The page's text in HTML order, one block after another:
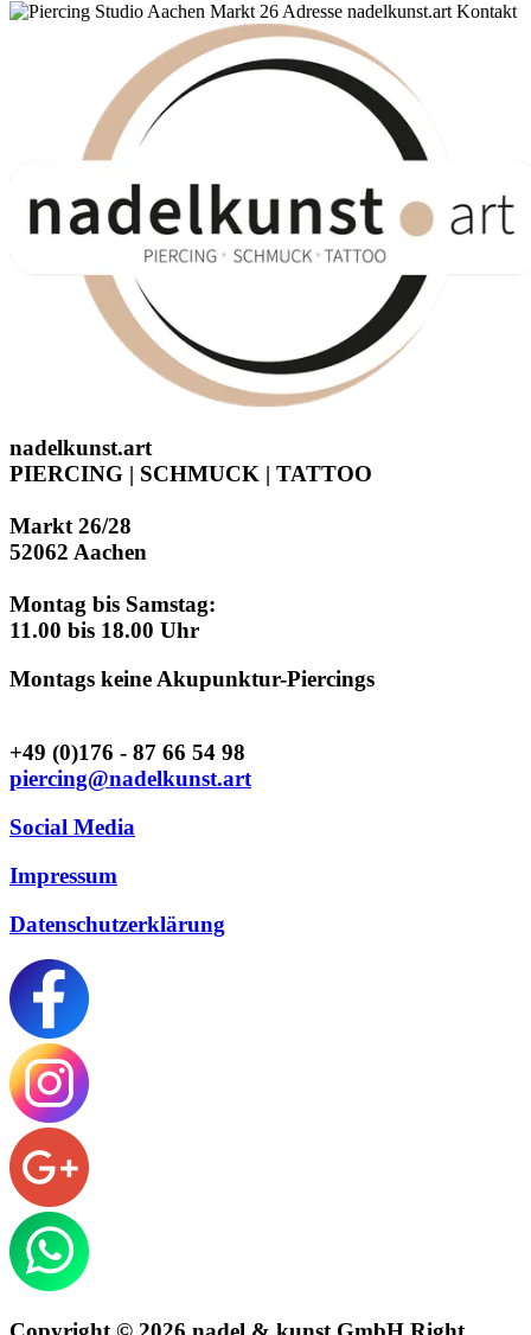
nadelkunst.art
PIERCING | SCHMUCK | TATTOO
Markt 26/28
52062 Aachen
Montag bis Samstag:
11.00 bis 18.00 Uhr
Montags keine Akupunktur-Piercings
+49 (0)176 - 87 66 54 98
piercing@nadelkunst.art
Social Media
Impressum
Datenschutzerklärung